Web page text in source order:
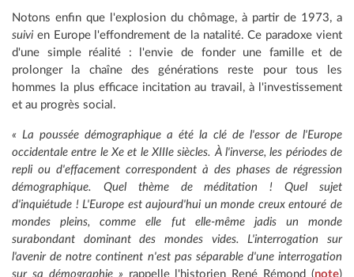
Notons enfin que l'explosion du chômage, à partir de 1973, a
suivi en Europe l'effondrement de la natalité. Ce paradoxe vient
d'une simple réalité : l'envie de fonder une famille et de
prolonger la chaîne des générations reste pour tous les
hommes la plus efficace incitation au travail, à l'investissement
et au progrès social.
« La poussée démographique a été la clé de l'essor de l'Europe
occidentale entre le Xe et le XIIIe siècles. À l'inverse, les périodes de
repli ou d'effacement correspondent à des phases de régression
démographique. Quel thème de méditation ! Quel sujet
d'inquiétude ! L'Europe est aujourd'hui un monde creux entouré de
mondes pleins, comme elle fut elle-même jadis un monde
surabondant dominant des mondes vides. L'interrogation sur
l'avenir de notre continent n'est pas séparable d'une interrogation
sur sa démographie » rappelle l'historien René Rémond (note)